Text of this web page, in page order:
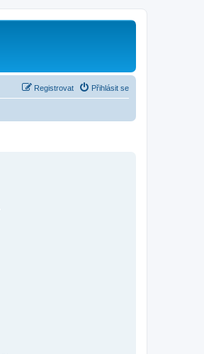
Přihlásit se
Registrovat